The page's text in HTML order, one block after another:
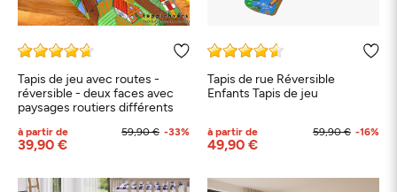
Tapis de jeu avec routes -
réversible - deux faces avec
paysages routiers différents
59,90 €
à partir de
39,90 €
-33%
Tapis de rue Réversible
Enfants Tapis de jeu
59,90 €
à partir de
49,90 €
-16%